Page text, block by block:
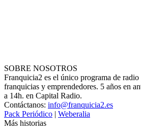
SOBRE NOSOTROS
Franquicia2 es el único programa de radio
franquicias y emprendedores. 5 años en
a 14h. en Capital Radio.
Contáctanos: info@franquicia2.es
Pack Periódico | Weberalia
Más historias